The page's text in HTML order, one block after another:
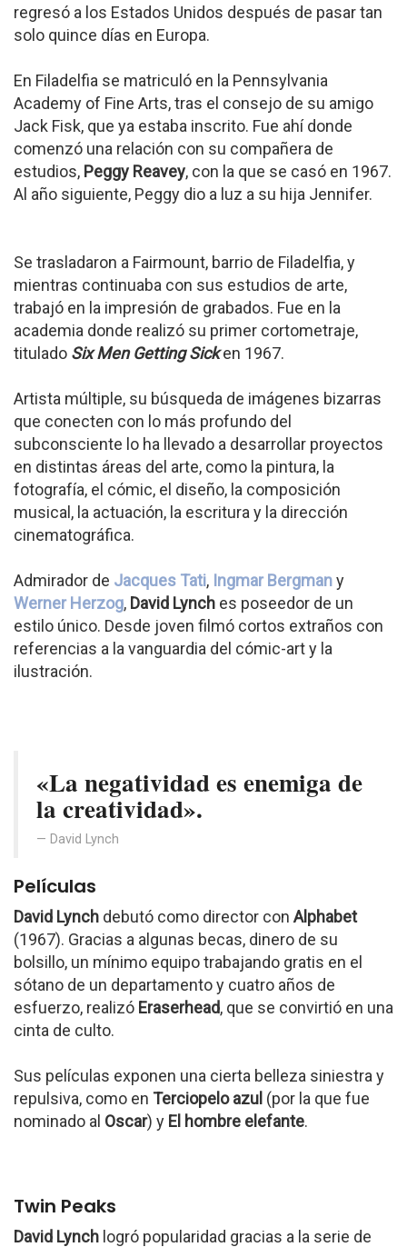
regresó a los Estados Unidos después de pasar tan
solo quince días en Europa.
En Filadelfia se matriculó en la Pennsylvania
Academy of Fine Arts, tras el consejo de su amigo
Jack Fisk, que ya estaba inscrito. Fue ahí donde
comenzó una relación con su compañera de
estudios, Peggy Reavey, con la que se casó en 1967.
Al año siguiente, Peggy dio a luz a su hija Jennifer.
Se trasladaron a Fairmount, barrio de Filadelfia, y
mientras continuaba con sus estudios de arte,
trabajó en la impresión de grabados. Fue en la
academia donde realizó su primer cortometraje,
titulado Six Men Getting Sicken 1967.
Artista múltiple, su búsqueda de imágenes bizarras
que conecten con lo más profundo del
subconsciente lo ha llevado a desarrollar proyectos
en distintas áreas del arte, como la pintura, la
fotografía, el cómic, el diseño, la composición
musical, la actuación, la escritura y la dirección
cinematográfica.
Admirador de Jacques Tati, Ingmar Bergmany
Werner Herzog, David Lynch es poseedor de un
estilo único. Desde joven filmó cortos extraños con
referencias a la vanguardia del cómic-art y la
ilustración.
«La negatividad es enemiga de
la creatividad».
David Lynch
Películas
David Lynch debutó como director con Alphabet
(1967). Gracias a algunas becas, dinero de su
bolsillo, un mínimo equipo trabajando gratis en el
sótano de un departamento y cuatro años de
esfuerzo, realizó Eraserhead, que se convirtió en una
cinta de culto.
Sus películas exponen una cierta belleza siniestra y
repulsiva, como en Terciopelo azul (por la que fue
nominado al Oscar) y El hombre elefante.
Twin Peaks
David Lynch logró popularidad gracias a la serie de